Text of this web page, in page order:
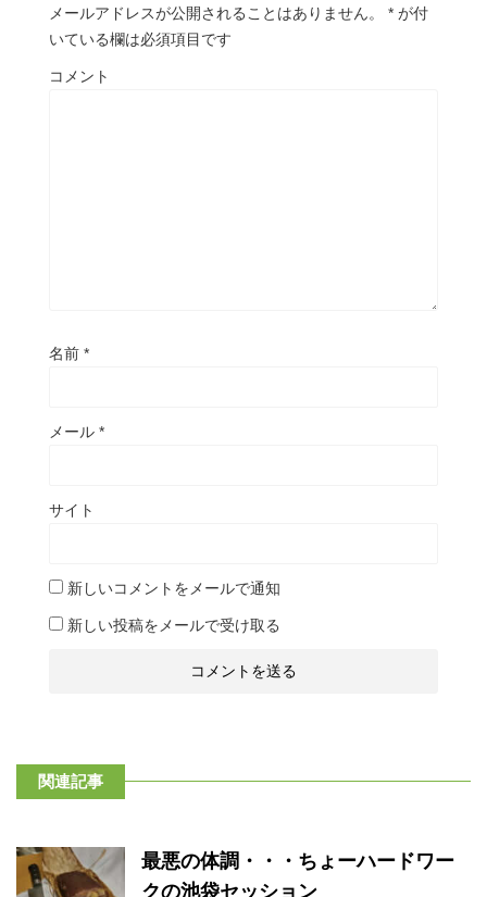
メールアドレスが公開されることはありません。 * が付
いている欄は必須項目です
コメント
名前 *
メール *
サイト
新しいコメントをメールで通知
新しい投稿をメールで受け取る
関連記事
最悪の体調・・・ちょーハードワー
クの池袋セッション